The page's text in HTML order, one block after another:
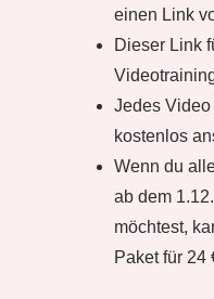
einen Link
Dieser Link
Jedes
kostenlos
Wenn du
ab dem
möchtest,
Paket für 24